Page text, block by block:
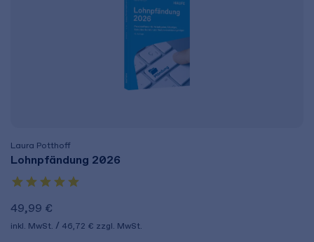
Laura Potthoff
Lohnpfändung 2026
49,99 €
inkl. MwSt. 46,72 € zzgl. MwSt.